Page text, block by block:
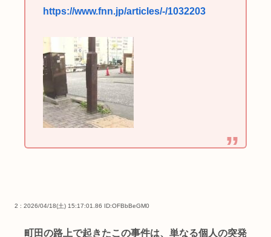
https://www.fnn.jp/articles/-/1032203
2 : 2026/04/18(土) 15:17:01.86 ID:OFBbBeGM0
町田の路上で起きたこの事件は、単なる個人の突発